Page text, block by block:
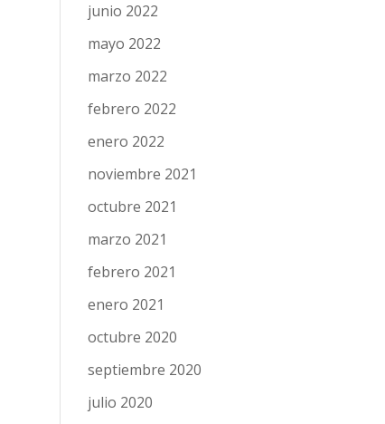
junio 2022
mayo 2022
marzo 2022
febrero 2022
enero 2022
noviembre 2021
octubre 2021
marzo 2021
febrero 2021
enero 2021
octubre 2020
septiembre 2020
julio 2020